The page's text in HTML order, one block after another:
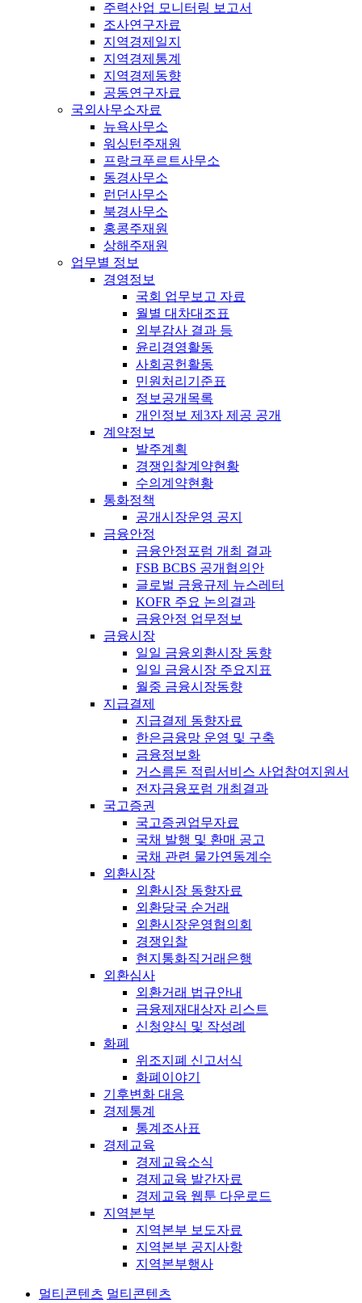
주력산업 모니터링 보고서
조사연구자료
지역경제일지
지역경제통계
지역경제동향
공동연구자료
국외사무소자료
뉴욕사무소
워싱턴주재원
프랑크푸르트사무소
동경사무소
런던사무소
북경사무소
홍콩주재원
상해주재원
업무별 정보
경영정보
국회 업무보고 자료
월별 대차대조표
외부감사 결과 등
윤리경영활동
사회공헌활동
민원처리기준표
정보공개목록
개인정보 제3자 제공 공개
계약정보
발주계획
경쟁입찰계약현황
수의계약현황
통화정책
공개시장운영 공지
금융안정
금융안정포럼 개최 결과
FSB BCBS 공개협의안
글로벌 금융규제 뉴스레터
KOFR 주요 논의결과
금융안정 업무정보
금융시장
일일 금융외환시장 동향
일일 금융시장 주요지표
월중 금융시장동향
지급결제
지급결제 동향자료
한은금융망 운영 및 구축
금융정보화
거스름돈 적립서비스 사업참여지원서
전자금융포럼 개최결과
국고증권
국고증권업무자료
국채 발행 및 환매 공고
국채 관련 물가연동계수
외환시장
외환시장 동향자료
외환당국 순거래
외환시장운영협의회
경쟁입찰
현지통화직거래은행
외환심사
외환거래 법규안내
금융제재대상자 리스트
신청양식 및 작성례
화폐
위조지폐 신고서식
화폐이야기
기후변화 대응
경제통계
통계조사표
경제교육
경제교육소식
경제교육 발간자료
경제교육 웹툰 다운로드
지역본부
지역본부 보도자료
지역본부 공지사항
지역본부행사
멀티콘텐츠 멀티콘텐츠